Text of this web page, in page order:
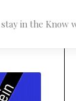
in the Know